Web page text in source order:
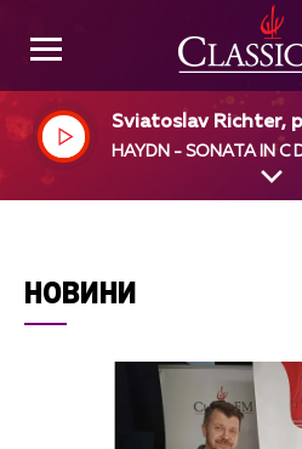
Sviatoslav Richter,
HAYDN - SONATA IN C
НОВИНИ